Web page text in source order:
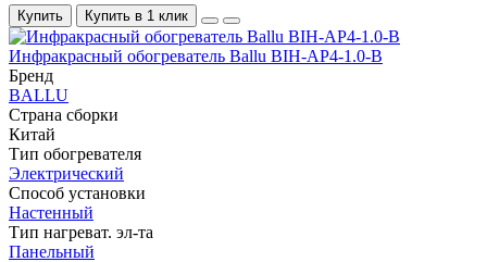
Купить Купить в 1 клик
Инфракрасный обогреватель Ballu BIH-AP4-1.0-B
Бренд
BALLU
Страна сборки
Китай
Тип обогревателя
Электрический
Способ установки
Настенный
Тип нагреват. эл-та
Панельный